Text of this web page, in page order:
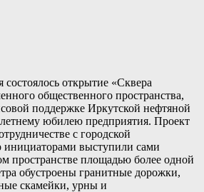
состоялось открытие «Сквера
общественного пространства,
поддержке Иркутской нефтяной
юбилею предприятия. Проект
с городской
инициаторами выступили сами
пространстве площадью более одной
обустроены гранитные дорожки,
скамейки, урны и